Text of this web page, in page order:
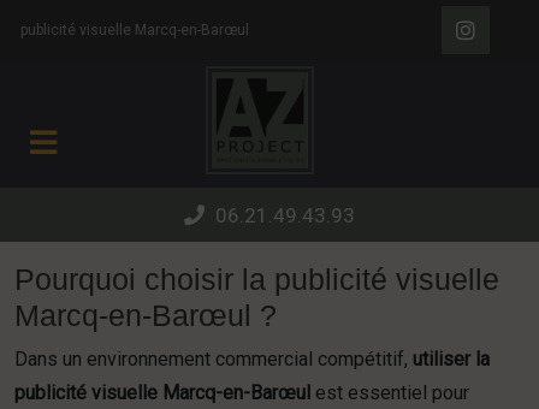
publicité visuelle Marcq-en-Barœul
06.21.49.43.93
Pourquoi choisir la publicité visuelle
Marcq-en-Barœul ?
Dans un environnement commercial compétitif, utiliser la
publicité visuelle Marcq-en-Barœul est essentiel pour